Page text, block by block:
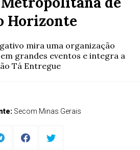
Horizonte
mira uma organização
grandes eventos e integra a
Tá Entregue
Secom Minas Gerais